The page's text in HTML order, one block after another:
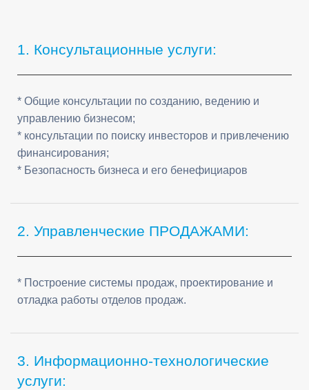
1. Консультационные услуги:
* Общие консультации по созданию, ведению и
управлению бизнесом;
* консультации по поиску инвесторов и привлечению
финансирования;
* Безопасность бизнеса и его бенефициаров
2. Управленческие ПРОДАЖАМИ:
* Построение системы продаж, проектирование и
отладка работы отделов продаж.
3. Информационно-технологические
услуги: